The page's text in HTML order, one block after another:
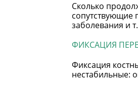
Сколько
сопутствующие
заболевания и
ФИКСАЦИЯ
Фиксация
нестабильные: